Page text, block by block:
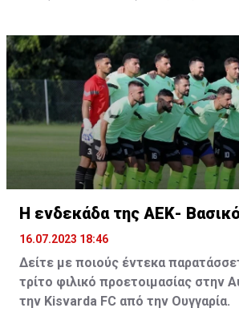
Tomovic), Aνδρέου (65' Angel) ,
Τζιωρτζής (65' Faraj), Κατελάρης
Στον πάγκο: Piric, Στυλιανίδης,
Faraj, Lopes, Angel, Milicevic, Pons,
Gonzalez, Guyrcso, Μάμας.
Κisvarda FC (Milos Kruscic): Kovacs,
Lippai, Alic, Kormendi, Makowski,
Spasic.
Στον πάγκο: Petkovic, Cipetic,
Vida, Otvos, Lucas, Camas, Mesanovic.
H ενδεκάδα της ΑΕΚ-
16.07.2023 18:46
Δείτε με ποιούς έντεκα
τρίτο φιλικό προετοιμασίας στην
την Kisvarda FC από την Ουγγαρία.